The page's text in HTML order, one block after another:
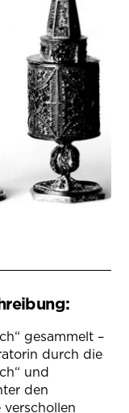
gesammelt –
durch die
und
den